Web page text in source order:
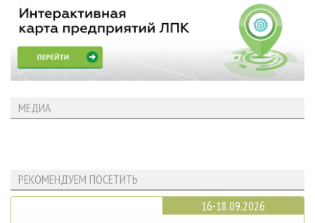
МЕДИА
РЕКОМЕНДУЕМ ПОСЕТИТЬ
16-18.09.2026